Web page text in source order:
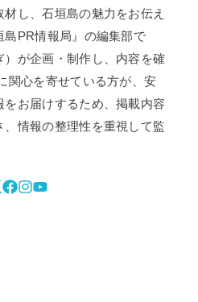
し、石垣島の魅力をお伝え
島PR情報局』の編集部で
が企画・制作し、内容を確
関心を寄せている方が、安
お届けするため、掲載内容
情報の整理性を重視して監